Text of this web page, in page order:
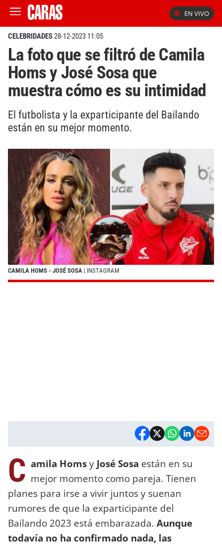
EN VIVO
CELEBRIDADES28-12-2023 11:05
La foto que se filtró de Camila
Homs y José Sosa que
muestra cómo es su intimidad
El futbolista y la exparticipante del Bailando
están en su mejor momento.
CAMILA HOMS - JOSÉ SOSA | INSTAGRAM
C amila Homsy José Sosa están en su
mejor momento como pareja. Tienen
planes para irse a vivir juntos y suenan
rumores de que la exparticipante del
Bailando 2023 está embarazada. Aunque
todavía no ha confirmado nada, las